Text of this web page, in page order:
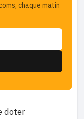
chaque matin
doter